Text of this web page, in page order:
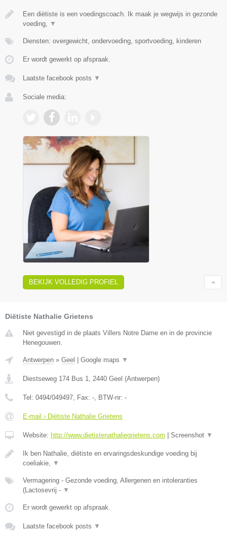
Een diëtiste is een voedingscoach. Ik maak je wegwijs in gezonde
voeding,
▼
Diensten: overgewicht, ondervoeding, sportvoeding, kinderen
Er wordt gewerkt op afspraak.
Laatste facebook posts ▼
Sociale media:
BEKIJK VOLLEDIG PROFIEL
Diëtiste Nathalie Grietens
Niet gevestigd in de plaats Villers Notre Dame en in de provincie
Henegouwen.
Antwerpen » Geel | Google maps ▼
Diestseweg 174 Bus 1 2440 Geel (Antwerpen)
Tel: 0494/049497 , Fax: - , BTW-nr: -
E-mail › Diëtiste Nathalie Grietens
Website: http://www.dietistenathaliegrietens.com | Screenshot ▼
Ik ben Nathalie, diëtiste en ervaringsdeskundige voeding bij
coeliakie,
▼
Vermagering - Gezonde voeding, Allergenen en intoleranties
(Lactosevrij - ▼
Er wordt gewerkt op afspraak.
Laatste facebook posts ▼